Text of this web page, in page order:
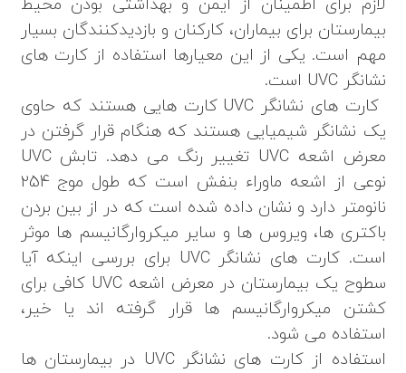
لازم برای اطمینان از ایمن و بهداشتی بودن محیط
بیمارستان برای بیماران، کارکنان و بازدیدکنندگان بسیار
مهم است. یکی از این معیارها استفاده از کارت های
نشانگر UVC است.
کارت های نشانگر UVC کارت هایی هستند که حاوی
یک نشانگر شیمیایی هستند که هنگام قرار گرفتن در
معرض اشعه UVC تغییر رنگ می دهد. تابش UVC
نوعی از اشعه ماوراء بنفش است که طول موج 254
نانومتر دارد و نشان داده شده است که در از بین بردن
باکتری ها، ویروس ها و سایر میکروارگانیسم ها موثر
است. کارت های نشانگر UVC برای بررسی اینکه آیا
سطوح یک بیمارستان در معرض اشعه UVC کافی برای
کشتن میکروارگانیسم ها قرار گرفته اند یا خیر،
استفاده می شود.
استفاده از کارت های نشانگر UVC در بیمارستان ها